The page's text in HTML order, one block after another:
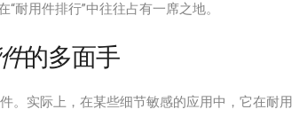
耐用件排行”中往往占有一席之地。
的多面手
。实际上，在某些细节敏感的应用中，它在耐用